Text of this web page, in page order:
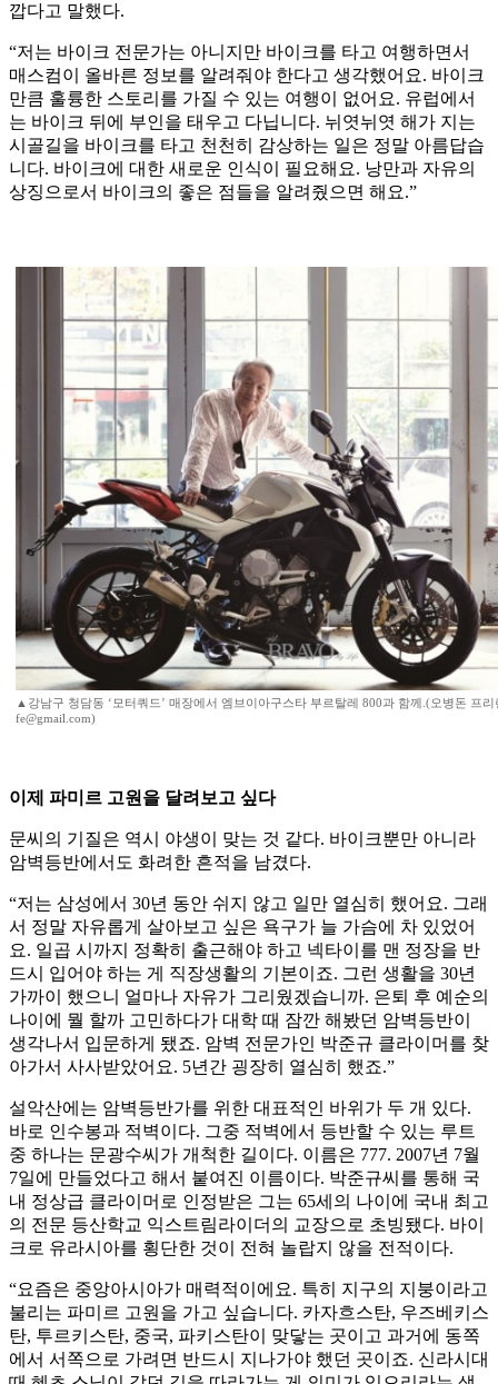
깝다고 말했다.
“저는 바이크 전문가는 아니지만 바이크를 타고 여행하면서
매스컴이 올바른 정보를 알려줘야 한다고 생각했어요. 바이크
만큼 훌륭한 스토리를 가질 수 있는 여행이 없어요. 유럽에서
는 바이크 뒤에 부인을 태우고 다닙니다. 뉘엿뉘엿 해가 지는
시골길을 바이크를 타고 천천히 감상하는 일은 정말 아름답습
니다. 바이크에 대한 새로운 인식이 필요해요. 낭만과 자유의
상징으로서 바이크의 좋은 점들을 알려줬으면 해요.”
▲강남구 청담동 ‘모터쿼드’ 매장에서 엠브이아구스타 부르탈레 800과 함께.(오병돈 프
fe@gmail.com)
이제 파미르 고원을 달려보고 싶다
문씨의 기질은 역시 야생이 맞는 것 같다. 바이크뿐만 아니라
암벽등반에서도 화려한 흔적을 남겼다.
“저는 삼성에서 30년 동안 쉬지 않고 일만 열심히 했어요. 그래
서 정말 자유롭게 살아보고 싶은 욕구가 늘 가슴에 차 있었어
요. 일곱 시까지 정확히 출근해야 하고 넥타이를 맨 정장을 반
드시 입어야 하는 게 직장생활의 기본이죠. 그런 생활을 30년
가까이 했으니 얼마나 자유가 그리웠겠습니까. 은퇴 후 예순의
나이에 뭘 할까 고민하다가 대학 때 잠깐 해봤던 암벽등반이
생각나서 입문하게 됐죠. 암벽 전문가인 박준규 클라이머를 찾
아가서 사사받았어요. 5년간 굉장히 열심히 했죠.”
설악산에는 암벽등반가를 위한 대표적인 바위가 두 개 있다.
바로 인수봉과 적벽이다. 그중 적벽에서 등반할 수 있는 루트
중 하나는 문광수씨가 개척한 길이다. 이름은 777. 2007년 7월
7일에 만들었다고 해서 붙여진 이름이다. 박준규씨를 통해 국
내 정상급 클라이머로 인정받은 그는 65세의 나이에 국내 최고
의 전문 등산학교 익스트림라이더의 교장으로 초빙됐다. 바이
크로 유라시아를 횡단한 것이 전혀 놀랍지 않을 전적이다.
“요즘은 중앙아시아가 매력적이에요. 특히 지구의 지붕이라고
불리는 파미르 고원을 가고 싶습니다. 카자흐스탄, 우즈베키스
탄, 투르키스탄, 중국, 파키스탄이 맞닿는 곳이고 과거에 동쪽
에서 서쪽으로 가려면 반드시 지나가야 했던 곳이죠. 신라시대